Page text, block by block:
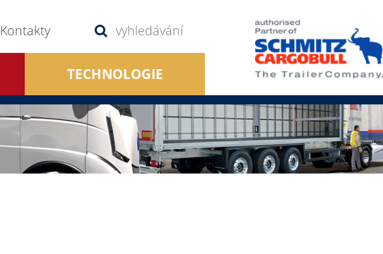
Kontakty
TECHNOLOGIE